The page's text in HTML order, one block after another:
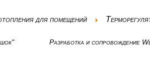
для помещений
Разработка и сопровождение